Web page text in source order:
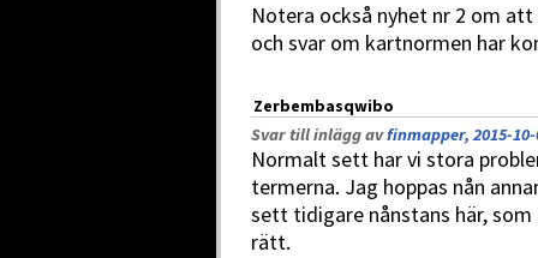
Notera också nyhet nr 2 om
och svar om kartnormen har
Zerbembasqwibo
Svar till inlägg avfinmapper, 2015-10-
Normalt sett har vi stora
termerna. Jag hoppas nån
sett tidigare nånstans här,
rätt.